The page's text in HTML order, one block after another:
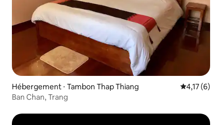
Hébergement ⋅ Tambon Thap Thiang Évaluation
4,17 (6)
Ban Chan, Trang